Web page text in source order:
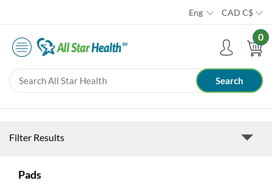
Eng CAD C$
0
Filter Results
Pads